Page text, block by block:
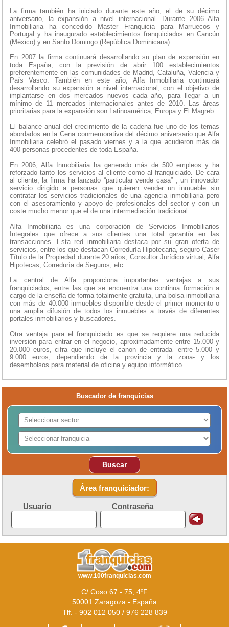
La firma también ha iniciado durante este año, el de su décimo
aniversario, la expansión a nivel internacional. Durante 2006 Alfa
Inmobiliaria ha concedido Master Franquicia para Marruecos y
Portugal y ha inaugurado establecimientos franquiciados en Cancún
(México) y en Santo Domingo (República Dominicana) .
En 2007 la firma continuará desarrollando su plan de expansión en
toda España, con la previsión de abrir 100 establecimientos
preferentemente en las comunidades de Madrid, Cataluña, Valencia y
País Vasco. También en este año, Alfa Inmobiliaria continuará
desarrollando su expansión a nivel internacional, con el objetivo de
implantarse en dos mercados nuevos cada año, para llegar a un
mínimo de 11 mercados internacionales antes de 2010. Las áreas
prioritarias para la expansión son Latinoamérica, Europa y El Magreb.
El balance anual del crecimiento de la cadena fue uno de los temas
abordados en la Cena conmemorativa del décimo aniversario que Alfa
Inmobiliaria celebró el pasado viernes y a la que acudieron más de
400 personas procedentes de toda España.
En 2006, Alfa Inmobiliaria ha generado más de 500 empleos y ha
reforzado tanto los servicios al cliente como al franquiciado. De cara
al cliente, la firma ha lanzado “particular vende casa” , un innovador
servicio dirigido a personas que quieren vender un inmueble sin
contratar los servicios tradicionales de una agencia inmobiliaria pero
con el asesoramiento y apoyo de profesionales del sector y con un
coste mucho menor que el de una intermediación tradicional.
Alfa Inmobiliaria es una corporación de Servicios Inmobiliarios
Integrales que ofrece a sus clientes una total garantía en las
transacciones. Esta red inmobiliaria destaca por su gran oferta de
servicios, entre los que destacan Correduría Hipotecaria, seguro Caser
Título de la Propiedad durante 20 años, Consultor Jurídico virtual, Alfa
Hipotecas, Correduría de Seguros, etc....
La central de Alfa proporciona importantes ventajas a sus
franquiciados, entre las que se encuentra una continua formación a
cargo de la enseña de forma totalmente gratuita, una bolsa inmobiliaria
con más de 40.000 inmuebles disponible desde el primer momento o
una amplia difusión de todos los inmuebles a través de diferentes
portales inmobiliarios y buscadores.
Otra ventaja para el franquiciado es que se requiere una reducida
inversión para entrar en el negocio, aproximadamente entre 15.000 y
20.000 euros, cifra que incluye el canon de entrada- entre 5.000 y
9.000 euros, dependiendo de la provincia y la zona- y los
desembolsos para material de oficina y equipo informático.
Buscador de franquicias
Buscar
Área franquiciador:
Usuario Contraseña
www.100franquicias.com
C/ Coso 67 - 75, 4ºF
50001 Zaragoza - España
Tlf. - 902 012 050 / 976 228 839